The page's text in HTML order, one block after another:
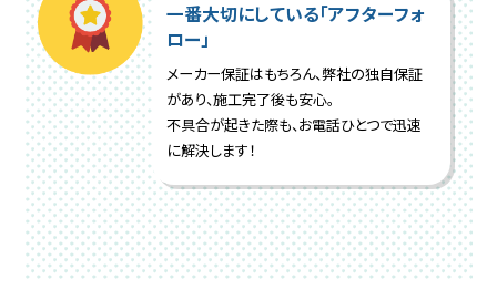
一番大切にしている「アフターフォ
ロー」
メーカー保証はもちろん、弊社の独自保証
があり、施工完了後も安心。
不具合が起きた際も、お電話ひとつで迅速
に解決します！